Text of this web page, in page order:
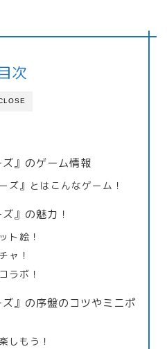
次
ズ』のゲーム情報
ズ』とはこんなゲーム！
』の魅力！
ト絵！
ャ！
ラボ！
ズ』の序盤のコツやミニポ
しもう！